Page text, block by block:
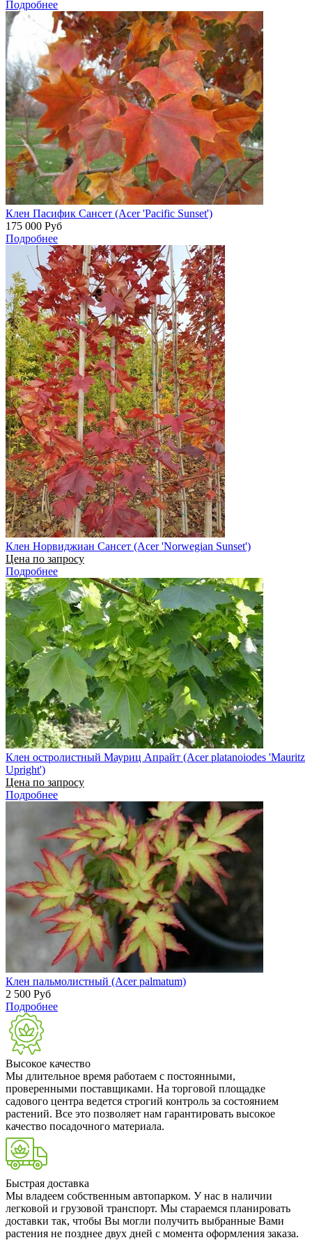
Подробнее
Клен Пасифик Сансет (Acer 'Pacific Sunset')
175 000 Руб
Подробнее
Клен Норвиджиан Сансет (Acer 'Norwegian Sunset')
Цена по запросу
Подробнее
Клен остролистный Мауриц Апрайт (Acer platanoiodes 'Mauritz
Upright')
Цена по запросу
Подробнее
Клен пальмолистный (Acer palmatum)
2 500 Руб
Подробнее
Высокое качество
Мы длительное время работаем с постоянными,
проверенными поставщиками. На торговой площадке
садового центра ведется строгий контроль за состоянием
растений. Все это позволяет нам гарантировать высокое
качество посадочного материала.
Быстрая доставка
Мы владеем собственным автопарком. У нас в наличии
легковой и грузовой транспорт. Мы стараемся планировать
доставки так, чтобы Вы могли получить выбранные Вами
растения не позднее двух дней с момента оформления заказа.